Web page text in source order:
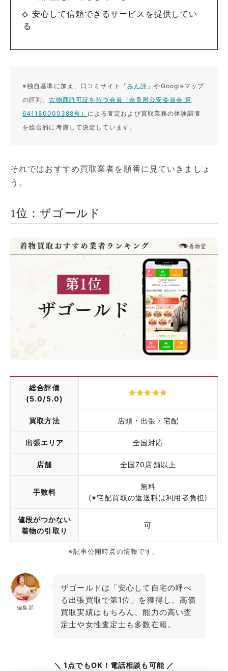
安心して信頼できるサービスを提供してい
る
※独自基準に加え、口コミサイト「みん評 」やGoogleマップ
の評判、古物商許可証を持つ会員（奈良県公安委員会 第
641180000388号） による査定および買取業務の体験調査
を総合的に考慮して決定しています。
それではおすすめ買取業者を順番に見ていきましょ
う。
1位：ザゴールド
総合評価
(5.0/5.0)
買取方法 店頭・出張・宅配
出張エリア 全国対応
店舗 全国70店舗以上
手数料
無料
(※宅配買取の返送料は利用者負担)
値段がつかない
着物の引取り
可
※記事公開時点の情報です。
編集部
ザゴールドは「安心して自宅の呼べ
る出張買取で第1位」を獲得し、高価
買取実績はもちろん、能力の高い査
定士や女性査定士も多数在籍。
＼ 1点でもOK！電話相談も可能 ／